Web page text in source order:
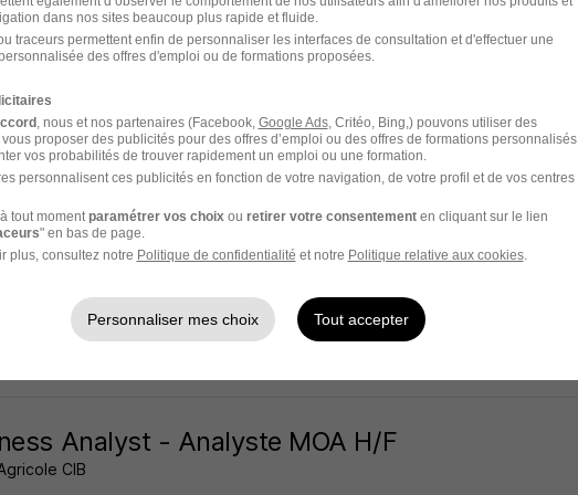
- 92 CDI
Analyst - Cash Coo Transversal Team H/F
CIB
Analyst - Analyste MOA H/F
CIB
dans nos sites beaucoup plus rapide et fluide.
traceurs permettent enfin de personnaliser les interfaces de consultation et d'effectuer une
des offres d'emploi ou de formations proposées.
, nous et nos partenaires (Facebook, Google Ads, Critéo, Bing,) pouvons utiliser des
proposer des publicités pour des offres d’emploi ou des offres de formations personnalisés
vos probabilités de trouver rapidement un emploi ou une formation.
personnalisent ces publicités en fonction de votre navigation, de votre profil et de vos centres
tout moment paramétrer vos choix ou retirer votre consentementen cliquant sur le lien
" en bas de page.
plus, consultez notre Politique de confidentialité et notre Politique relative aux cookies.
Personnaliser mes choix Tout accepter